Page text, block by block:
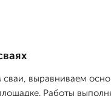
сваи, выравниваем
Работы